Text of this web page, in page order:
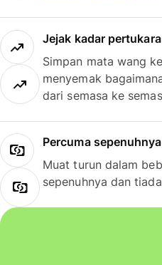
Jejak kadar
Simpan mata wang
menyemak
dari semasa ke
Percuma
Muat turun dalam
sepenuhnya dan